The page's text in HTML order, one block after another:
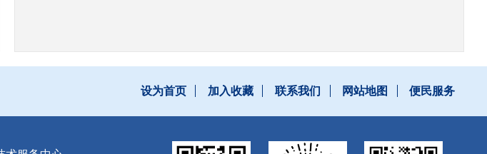
设为首页 加入收藏 联系我们 网站地图 便民服务